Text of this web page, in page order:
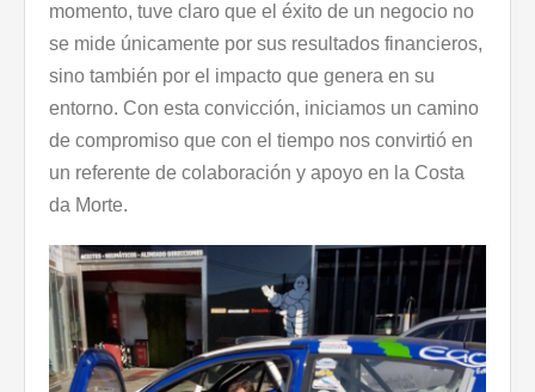
momento, tuve claro que el éxito de un negocio no
se mide únicamente por sus resultados financieros,
sino también por el impacto que genera en su
entorno. Con esta convicción, iniciamos un camino
de compromiso que con el tiempo nos convirtió en
un referente de colaboración y apoyo en la Costa
da Morte.